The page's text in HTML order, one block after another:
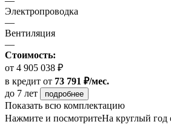
Электропроводка
—
Вентиляция
—
Стоимость:
от 4 905 038 ₽
в кредит от 73 791 ₽/мес.
до 7 лет
подробнее
Показать всю комплектацию
Нажмите и посмотритеНа круглый год